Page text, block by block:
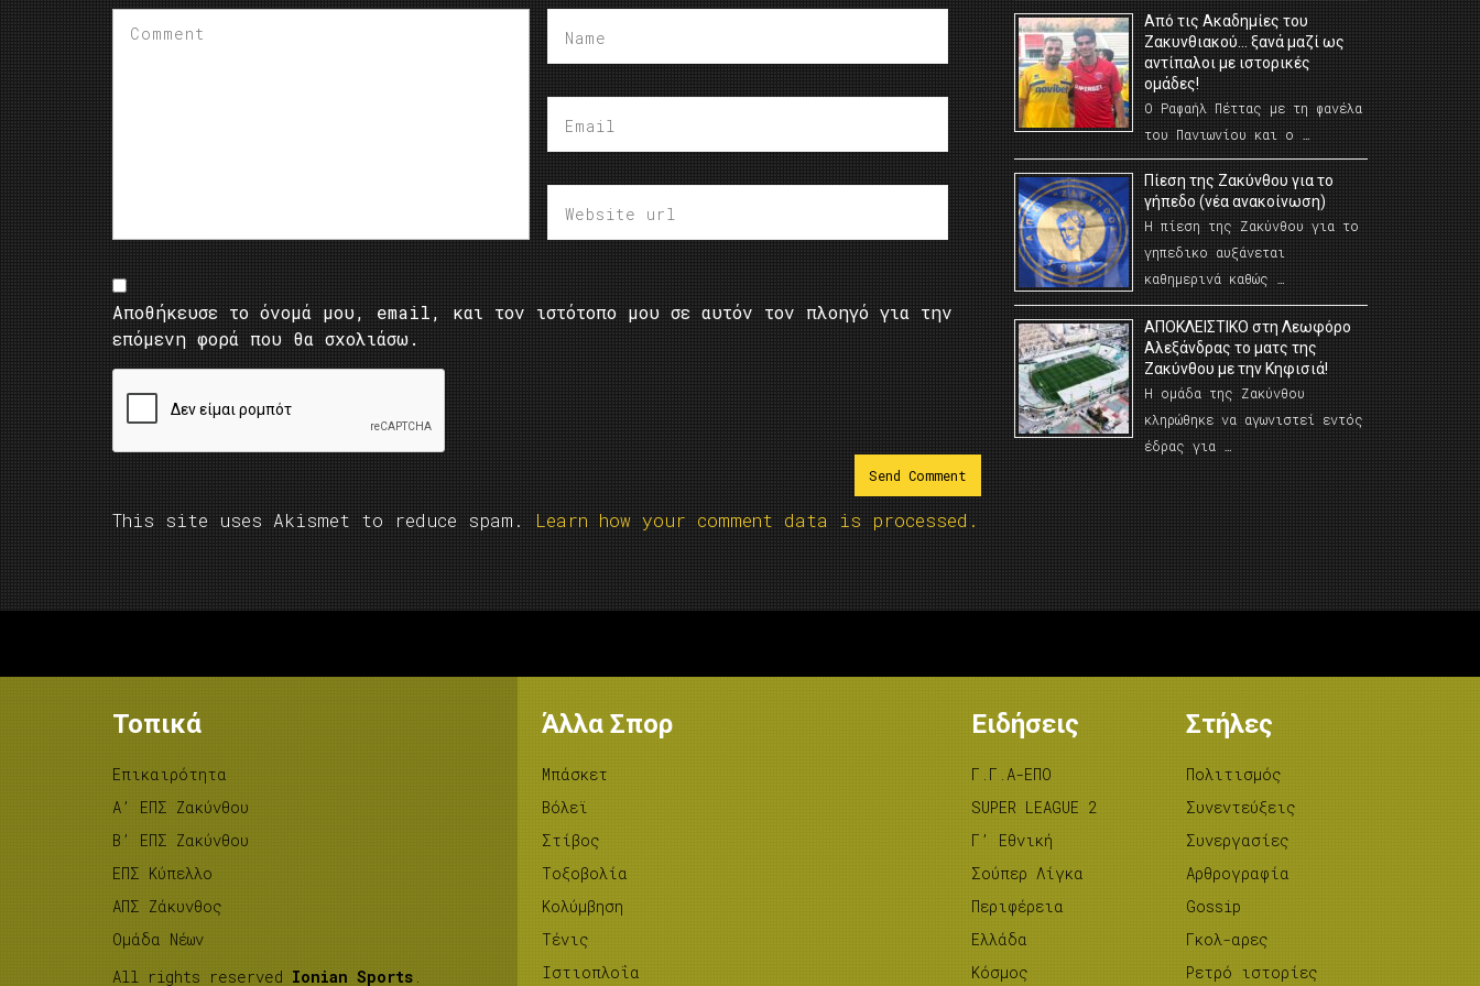
Αποθήκευσε το όνομά μου, email, και τον ιστότοπο μου σε αυτόν τον πλοηγό για την
επόμενη φορά που θα σχολιάσω.
This site uses Akismet to reduce spam. Learn how your comment data is processed.
Από τις Ακαδημίες του
Ζακυνθιακού… ξανά μαζί ως
αντίπαλοι με ιστορικές
ομάδες!
Ο Ραφαήλ Πέττας με τη φανέλα
του Πανιωνίου και ο …
Πίεση της Ζακύνθου για το
γήπεδο (νέα ανακοίνωση)
Η πίεση της Ζακύνθου για το
γηπεδικο αυξάνεται
καθημερινά καθώς …
AΠΟΚΛΕΙΣΤΙΚΟ στη Λεωφόρο
Αλεξάνδρας το ματς της
Ζακύνθου με την Κηφισιά!
Η ομάδα της Ζακύνθου
κληρώθηκε να αγωνιστεί εντός
έδρας για …
Τοπικά
Επικαιρότητα
A’ ΕΠΣ Ζακύνθου
B’ ΕΠΣ Ζακύνθου
ΕΠΣ Κύπελλο
ΑΠΣ Ζάκυνθος
Ομάδα Νέων
All rights reserved Ionian Sports .
Άλλα Σπορ
Μπάσκετ
Βόλεϊ
Στίβος
Tοξοβολία
Κολύμβηση
Τένις
Ιστιοπλοΐα
Ειδήσεις
Γ.Γ.Α-ΕΠΟ
SUPER LEAGUE 2
Γ’ Εθνική
Σούπερ Λίγκα
Περιφέρεια
Ελλάδα
Κόσμος
Στήλες
Πολιτισμός
Συνεντεύξεις
Συνεργασίες
Αρθρογραφία
Gossip
Γκολ-αρες
Ρετρό ιστορίες